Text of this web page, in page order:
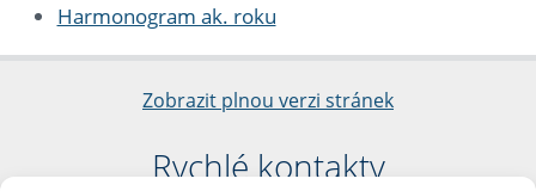
Harmonogram ak. roku
Zobrazit plnou verzi stránek
Rychlé kontakty